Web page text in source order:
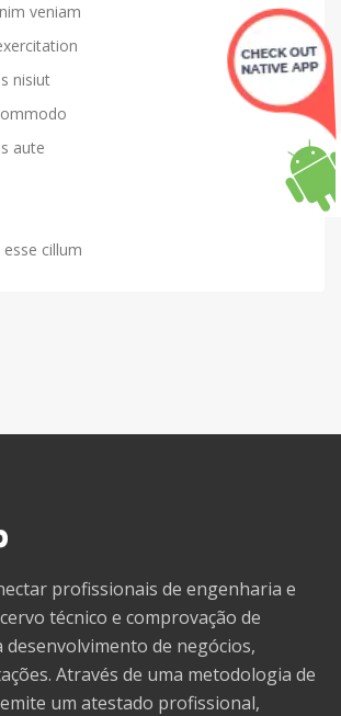
veniam
nisiut
aute
cillum
profissionais de engenharia e
técnico e comprovação de
de negócios,
Através de uma metodologia de
um atestado profissional,